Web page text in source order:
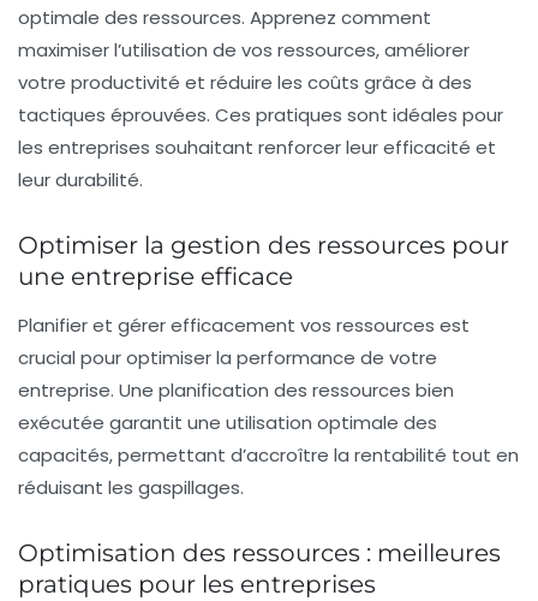
optimale des ressources. Apprenez comment
maximiser l’utilisation de vos ressources, améliorer
votre productivité et réduire les coûts grâce à des
tactiques éprouvées. Ces pratiques sont idéales pour
les entreprises souhaitant renforcer leurefficacité et
leurdurabilité.
Optimiser la gestion des ressources pour
une entreprise efficace
Planifier et gérer efficacement vos ressources est
crucial pour optimiser la performance de votre
entreprise. Une planification des ressources bien
exécutée garantit une utilisation optimale des
capacités, permettant d’accroître la rentabilité tout en
réduisant les gaspillages.
Optimisation des ressources : meilleures
pratiques pour les entreprises